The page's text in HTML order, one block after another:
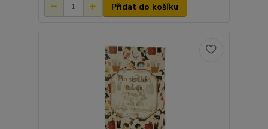
Přidat do košíku